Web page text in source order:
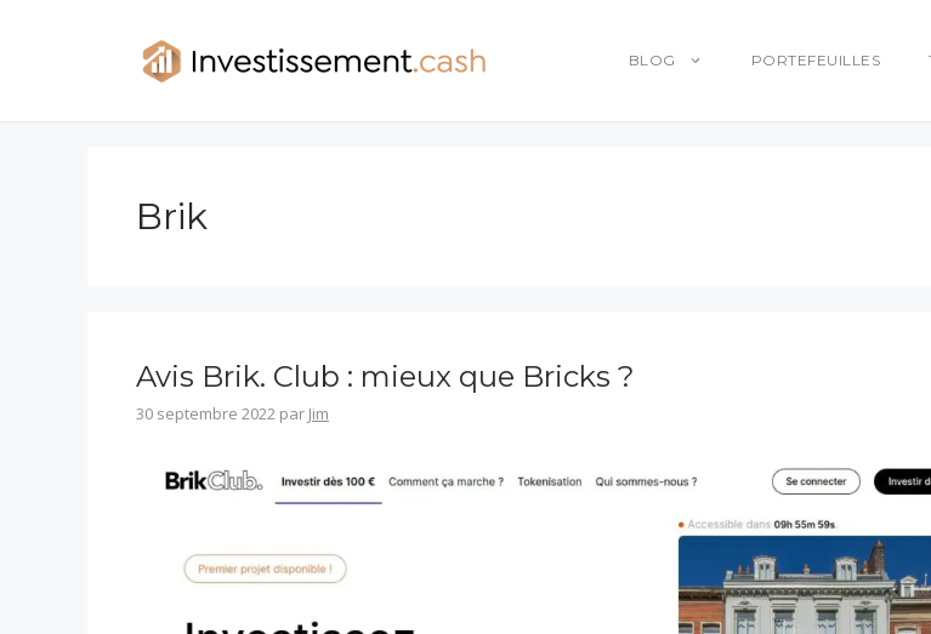
BLOG PORTEFEUILLES
Brik
Avis Brik. Club : mieux que Bricks ?
30 septembre 2022 par Jim